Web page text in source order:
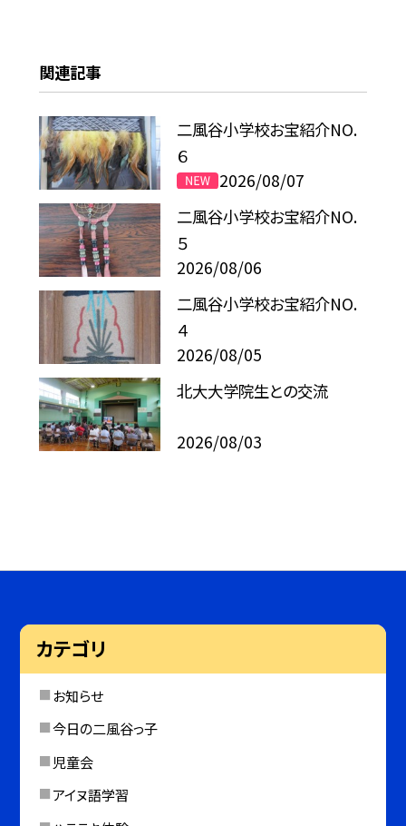
関連記事
二風谷小学校お宝紹介NO.
６
2026/08/07
二風谷小学校お宝紹介NO.
５
2026/08/06
二風谷小学校お宝紹介NO.
４
2026/08/05
北大大学院生との交流
2026/08/03
カテゴリ
お知らせ
今日の二風谷っ子
児童会
アイヌ語学習